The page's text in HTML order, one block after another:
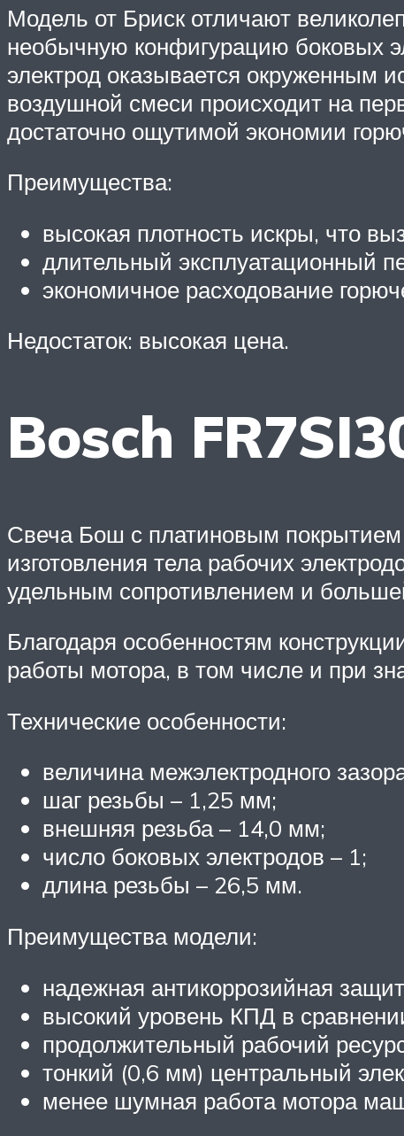
Модель от Бриск отличают
необычную конфигурацию боковых
электрод оказывается окруженным
воздушной смеси происходит на
достаточно ощутимой экономии
Преимущества:
высокая плотность искры, что
длительный эксплуатационный
экономичное расходование
Недостаток: высокая цена.
Bosch
Свеча Бош с платиновым
изготовления тела рабочих
удельным сопротивлением и
Благодаря особенностям
работы мотора, в том числе и при
Технические особенности:
величина межэлектродного
шаг резьбы – 1,25 мм;
внешняя резьба – 14,0 мм;
число боковых электродов – 1;
длина резьбы – 26,5 мм.
Преимущества модели:
надежная антикоррозийная
высокий уровень КПД в
продолжительный рабочий
тонкий (0,6 мм) центральный
менее шумная работа мотора